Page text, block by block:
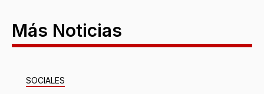
Más Noticias
SOCIALES